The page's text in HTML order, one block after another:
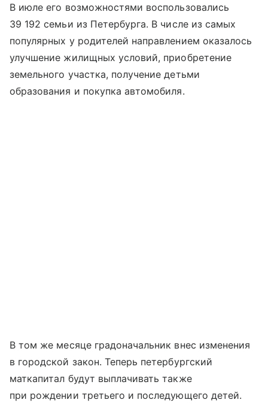
В июле его возможностями воспользовались
39 192 семьи из Петербурга. В числе из самых
популярных у родителей направлением оказалось
улучшение жилищных условий, приобретение
земельного участка, получение детьми
образования и покупка автомобиля.
В том же месяце градоначальник внес изменения
в городской закон. Теперь петербургский
маткапитал будут выплачивать также
при рождении третьего и последующего детей.